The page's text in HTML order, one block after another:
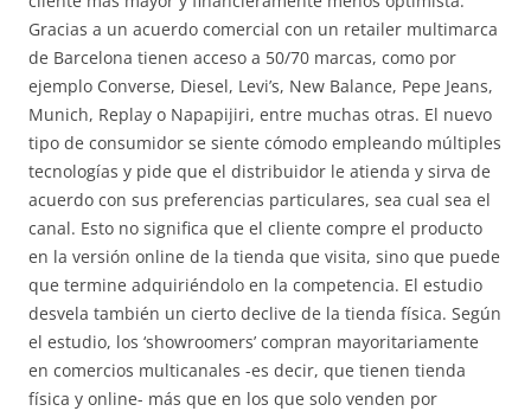
Gracias a un acuerdo comercial con un retailer multimarca
de Barcelona tienen acceso a 50/70 marcas, como por
ejemplo Converse, Diesel, Levi’s, New Balance, Pepe Jeans,
Munich, Replay o Napapijiri, entre muchas otras. El nuevo
tipo de consumidor se siente cómodo empleando múltiples
tecnologías y pide que el distribuidor le atienda y sirva de
acuerdo con sus preferencias particulares, sea cual sea el
canal. Esto no significa que el cliente compre el producto
en la versión online de la tienda que visita, sino que puede
que termine adquiriéndolo en la competencia. El estudio
desvela también un cierto declive de la tienda física. Según
el estudio, los ‘showroomers’ compran mayoritariamente
en comercios multicanales -es decir, que tienen tienda
física y online- más que en los que solo venden por